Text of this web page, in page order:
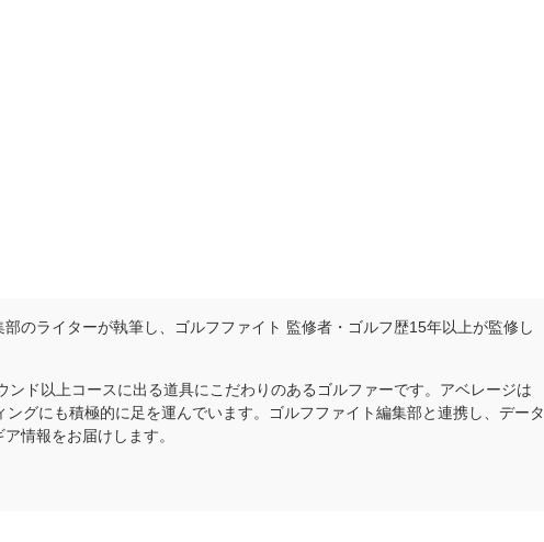
のライターが執筆し、ゴルフファイト 監修者・ゴルフ歴15年以上が監修し
ンド以上コースに出る道具にこだわりのあるゴルファーです。アベレージは
グにも積極的に足を運んでいます。ゴルフファイト編集部と連携し、データ
情報をお届けします。